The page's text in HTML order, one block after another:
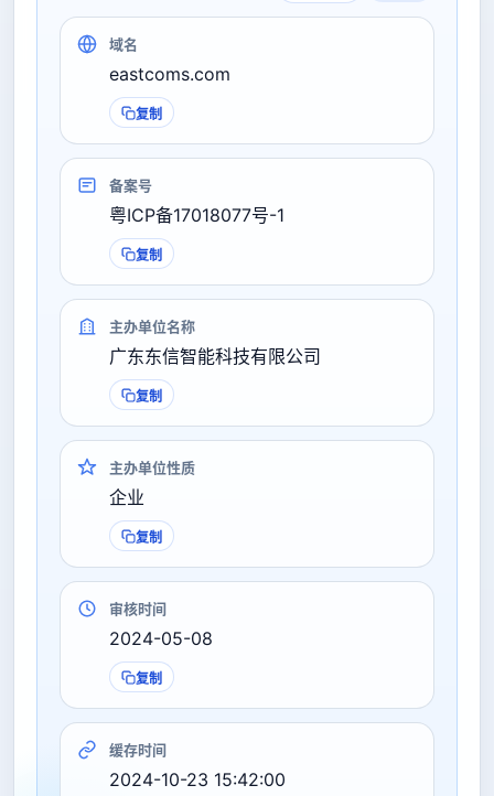
域名
eastcoms.com
复制
备案号
粤ICP备17018077号-1
复制
主办单位名称
广东东信智能科技有限公司
复制
主办单位性质
企业
复制
审核时间
2024-05-08
复制
缓存时间
2024-10-23 15:42:00